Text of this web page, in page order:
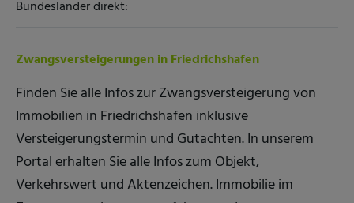
Bundesländer direkt:
Zwangsversteigerungen in Friedrichshafen
Finden Sie alle Infos zur Zwangsversteigerung von
Immobilien in Friedrichshafen inklusive
Versteigerungstermin und Gutachten. In unserem
Portal erhalten Sie alle Infos zum Objekt,
Verkehrswert und Aktenzeichen. Immobilie im